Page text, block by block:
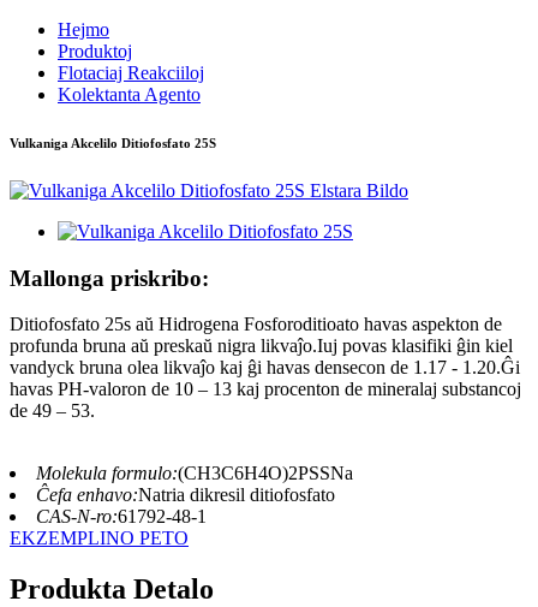
Hejmo
Produktoj
Flotaciaj Reakciiloj
Kolektanta Agento
Vulkaniga Akcelilo Ditiofosfato 25S
Mallonga priskribo:
Ditiofosfato 25s aŭ Hidrogena Fosforoditioato havas aspekton de
profunda bruna aŭ preskaŭ nigra likvaĵo.Iuj povas klasifiki ĝin kiel
vandyck bruna olea likvaĵo kaj ĝi havas densecon de 1.17 - 1.20.Ĝi
havas PH-valoron de 10 – 13 kaj procenton de mineralaj substancoj
de 49 – 53.
Molekula formulo:(CH3C6H4O)2PSSNa
Ĉefa enhavo:Natria dikresil ditiofosfato
CAS-N-ro:61792-48-1
EKZEMPLINO PETO
Produkta Detalo